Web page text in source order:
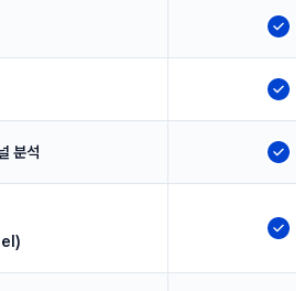
지
지
분석
지
지